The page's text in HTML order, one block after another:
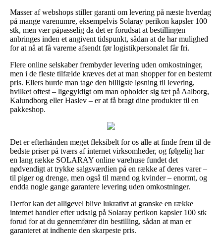
Masser af webshops stiller garanti om levering på næste hverdag
på mange varenumre, eksempelvis Solaray perikon kapsler 100
stk, men vær påpasselig da det er forudsat at bestillingen
anbringes inden et angivent tidspunkt, sådan at de har mulighed
for at nå at få varerne afsendt før logistikpersonalet får fri.
Flere online selskaber frembyder levering uden omkostninger,
men i de fleste tilfælde kræves det at man shopper for en bestemt
pris. Ellers burde man tage den billigste løsning til levering,
hvilket oftest – ligegyldigt om man opholder sig tæt på Aalborg,
Kalundborg eller Haslev – er at få bragt dine produkter til en
pakkeshop.
Det er efterhånden meget fleksibelt for os alle at finde frem til de
bedste priser på tværs af internet virksomheder, og følgelig har
en lang række SOLARAY online varehuse fundet det
nødvendigt at trykke salgsværdien på en række af deres varer –
til piger og drenge, men også til mænd og kvinder – enormt, og
endda nogle gange garantere levering uden omkostninger.
Derfor kan det alligevel blive lukrativt at granske en række
internet handler efter udsalg på Solaray perikon kapsler 100 stk
forud for at du gennemfører din bestilling, sådan at man er
garanteret at indhente den skarpeste pris.